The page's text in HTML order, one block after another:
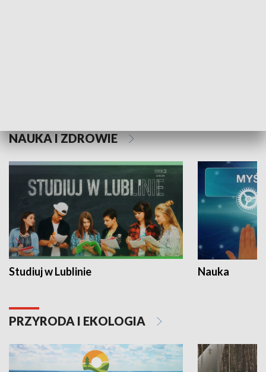
NAUKA I ZDROWIE
Studiuj w Lublinie Nauka
PRZYRODA I EKOLOGIA